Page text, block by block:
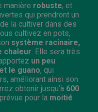
manière robuste, et
qui prendront un
la cultiver dans des
cultivez en pots,
système racinaire,
chaleur. Elle sera très
un peu
le guano, qui
améliorant ainsi son
obtenir jusqu’à 600
pour la moitié